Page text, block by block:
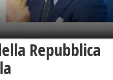
Repubblica